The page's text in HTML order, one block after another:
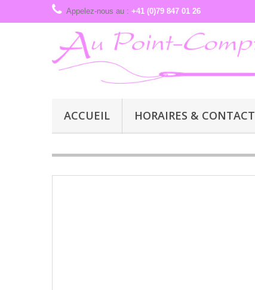
Appelez-nous au : +41 (0)79 847 01 26
ACCUEIL HORAIRES & CONTACT